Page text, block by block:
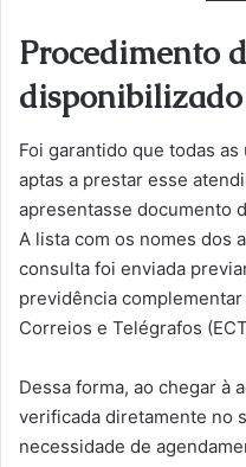
Procedimento
Foi garantido que todas
aptas a prestar esse
apresentasse documento
A lista com os nomes dos
consulta foi enviada
previdência
Correios e Telégrafos
Dessa forma, ao chegar à
verificada diretamente no
necessidade de